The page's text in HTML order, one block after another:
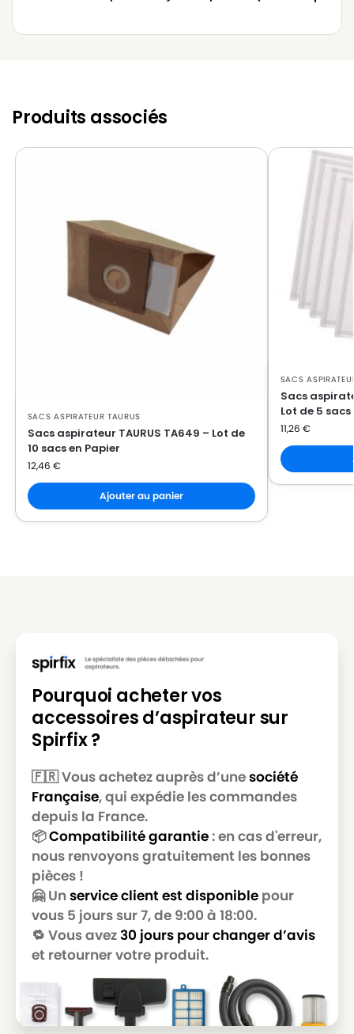
Produits associés
SACS ASPIRATEUR TAURUS
Sacs aspirateur TAURUS TA649 – Lot de
10 sacs en Papier
12,46 €
Ajouter au panier
SACS
Sacs
Lot de 5
11,26 €
Pourquoi acheter vos
accessoires d’aspirateur sur
Spirfix ?
🇫🇷 Vous achetez auprès d’unesociété
Française, qui expédie les commandes
depuis la France.
📦Compatibilité garantie: en cas d'erreur,
nous renvoyons gratuitement les bonnes
pièces !
🤗 Un service client est disponible pour
vous 5 jours sur 7, de 9:00 à 18:00.
🔁 Vous avez30 jours pour changer d’avis
et retourner votre produit.